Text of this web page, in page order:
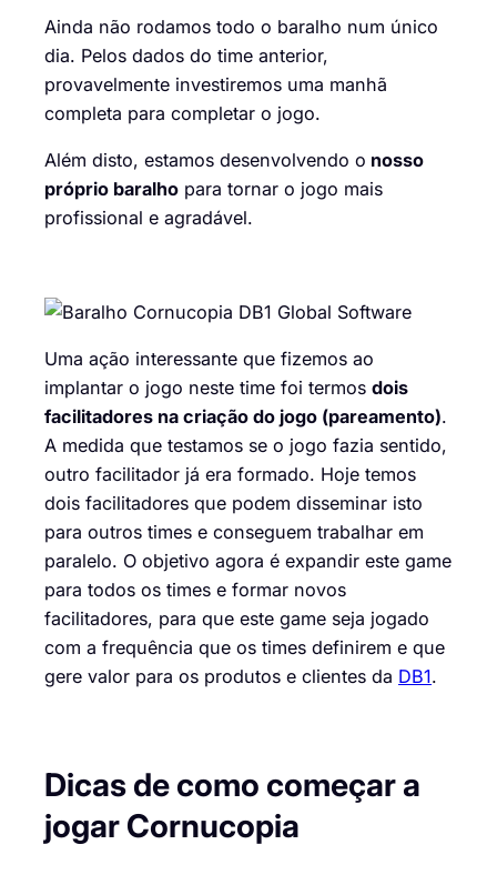
Ainda não rodamos todo o baralho num único
dia. Pelos dados do time anterior,
provavelmente investiremos uma manhã
completa para completar o jogo.
Além disto, estamos desenvolvendo o nosso
próprio baralho para tornar o jogo mais
profissional e agradável.
Uma ação interessante que fizemos ao
implantar o jogo neste time foi termos dois
facilitadores na criação do jogo (pareamento).
A medida que testamos se o jogo fazia sentido,
outro facilitador já era formado. Hoje temos
dois facilitadores que podem disseminar isto
para outros times e conseguem trabalhar em
paralelo. O objetivo agora é expandir este game
para todos os times e formar novos
facilitadores, para que este game seja jogado
com a frequência que os times definirem e que
gere valor para os produtos e clientes da DB1.
Dicas de como começar a
jogar Cornucopia